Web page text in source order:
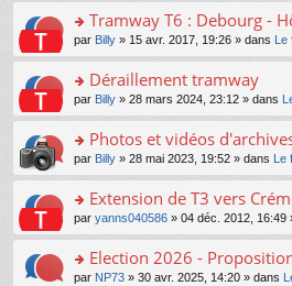
e
nt
s
ré
c
e
nt
le
pl
u
s
ré
c
e
nt
n
n
le
pl
u
s
ré
c
e
nt
a
g
e
n
n
le
pl
u
s
ré
c
e
nt
le
m
e
s
a
g
e
n
n
le
pl
u
s
ré
s
ult
er
le
m
e
s
a
g
e
n
n
le
pl
o
n
s
ult
er
le
m
e
s
a
g
e
n
Tramway T6 : Debourg -
par Billy » 15 avr. 2017, 19:26 » dans Le
o
n
s
ult
er
le
m
e
s
a
g
Déraillement tramway
par Billy » 28 mars 2024, 23:12 » dans
o
n
s
ult
er
le
m
e
Photos et vidéos
par Billy » 28 mai 2023, 19:52 » dans Le
o
n
s
ult
Extension de T3 vers
par yanns040586 » 04 déc. 2012, 16:49
o
Election 2026 -
par NP73 » 30 avr. 2025, 14:20 » dans